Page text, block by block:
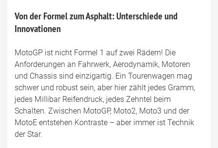
Von der Formel zum Asphalt: Unterschiede und
Innovationen
MotoGP ist nicht Formel 1 auf zwei Rädern! Die
Anforderungen an Fahrwerk, Aerodynamik, Motoren
und Chassis sind einzigartig. Ein Tourenwagen mag
schwer und robust sein, aber hier zählt jedes Gramm,
jedes Millibar Reifendruck, jedes Zehntel beim
Schalten. Zwischen MotoGP, Moto2, Moto3 und der
MotoE entstehen Kontraste – aber immer ist Technik
der Star.